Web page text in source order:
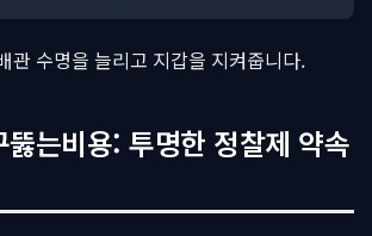
관 수명을 늘리고 지갑을 지켜줍니다.
는비용: 투명한 정찰제 약속